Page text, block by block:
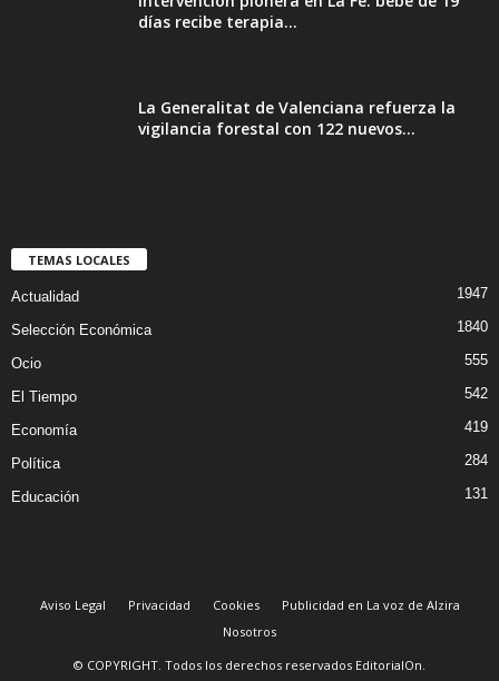
días recibe terapia...
La Generalitat de Valenciana refuerza la
vigilancia forestal con 122 nuevos...
TEMAS LOCALES
Actualidad 1947
Selección Económica 1840
Ocio 555
El Tiempo 542
Economía 419
Política 284
Educación 131
Aviso Legal Privacidad Cookies
Publicidad en La voz de Alzira
Nosotros
© COPYRIGHT. Todos los derechos reservados EditorialOn.